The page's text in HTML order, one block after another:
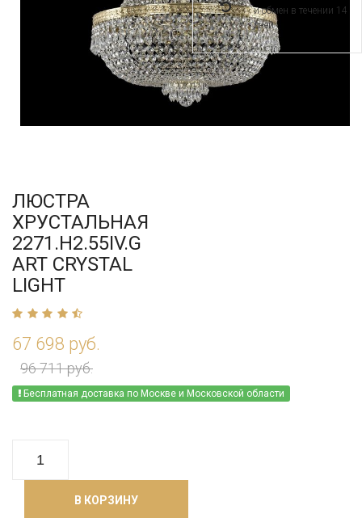
ЛЮСТРА
ХРУСТАЛЬНАЯ
2271.H2.55IV.G
ART CRYSTAL
LIGHT
67 698 руб.
96 711 руб.
Бесплатная доставка по Москве и Московской области
В КОРЗИНУ
и обмен в течении 14
дней